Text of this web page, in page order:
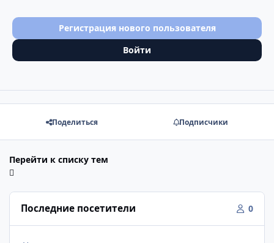
Регистрация нового пользователя
Войти
Поделиться Подписчики
Перейти к списку тем
Последние посетители 0